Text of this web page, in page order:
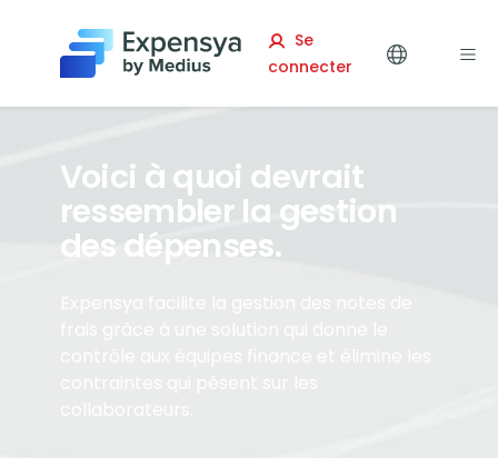
Expensya
Se
connecter
Voici à quoi devrait
ressembler la gestion
des dépenses.